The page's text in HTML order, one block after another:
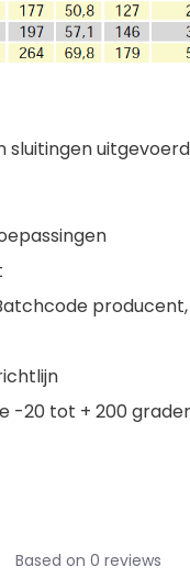
sluitingen
-20 tot + 200
Based on 0 reviews